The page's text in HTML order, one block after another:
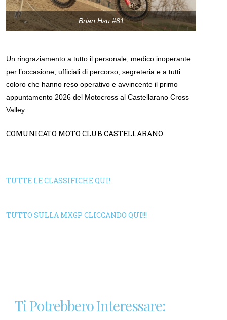
Brian Hsu #81
Un ringraziamento a tutto il personale, medico inoperante
per l’occasione, ufficiali di percorso, segreteria e a tutti
coloro che hanno reso operativo e avvincente il primo
appuntamento 2026 del Motocross al Castellarano Cross
Valley.
COMUNICATO MOTO CLUB CASTELLARANO
TUTTE LE CLASSIFICHE QUI!
TUTTO SULLA MXGP CLICCANDO QUI!!!
Ti Potrebbero Interessare: